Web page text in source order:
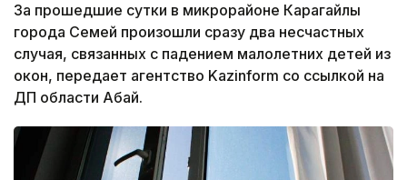
За прошедшие сутки в микрорайоне Карагайлы
города Семей произошли сразу два несчастных
случая, связанных с падением малолетних детей из
окон, передает агентство Kazinform со ссылкой на
ДП области Абай.